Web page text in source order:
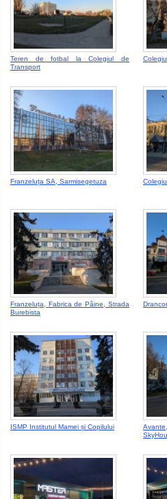
Teren de fotbal la Colegiul de
Transport
Franzeluța SA, Sarmisegetuza
Franzeluța, Fabrica de Pâine, Strada
Burebista
ISMP Institutul Mamei și Copilului